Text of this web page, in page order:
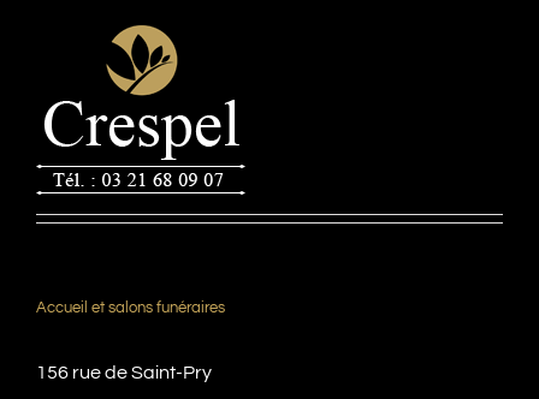
Accueil et salons funéraires
156 rue de Saint-Pry